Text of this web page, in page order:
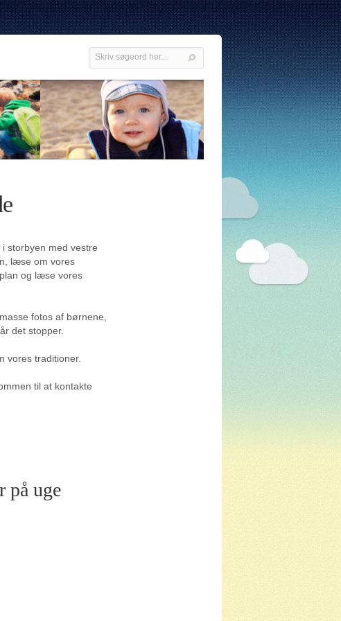
storbyen med vestre
læse om vores
og læse vores
fotos af børnene,
det stopper.
vores traditioner.
til at kontakte
på uge